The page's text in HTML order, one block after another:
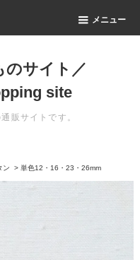
メニュー
のサイト／
site
販サイトです。
ン > 単色12・16・23・26mm